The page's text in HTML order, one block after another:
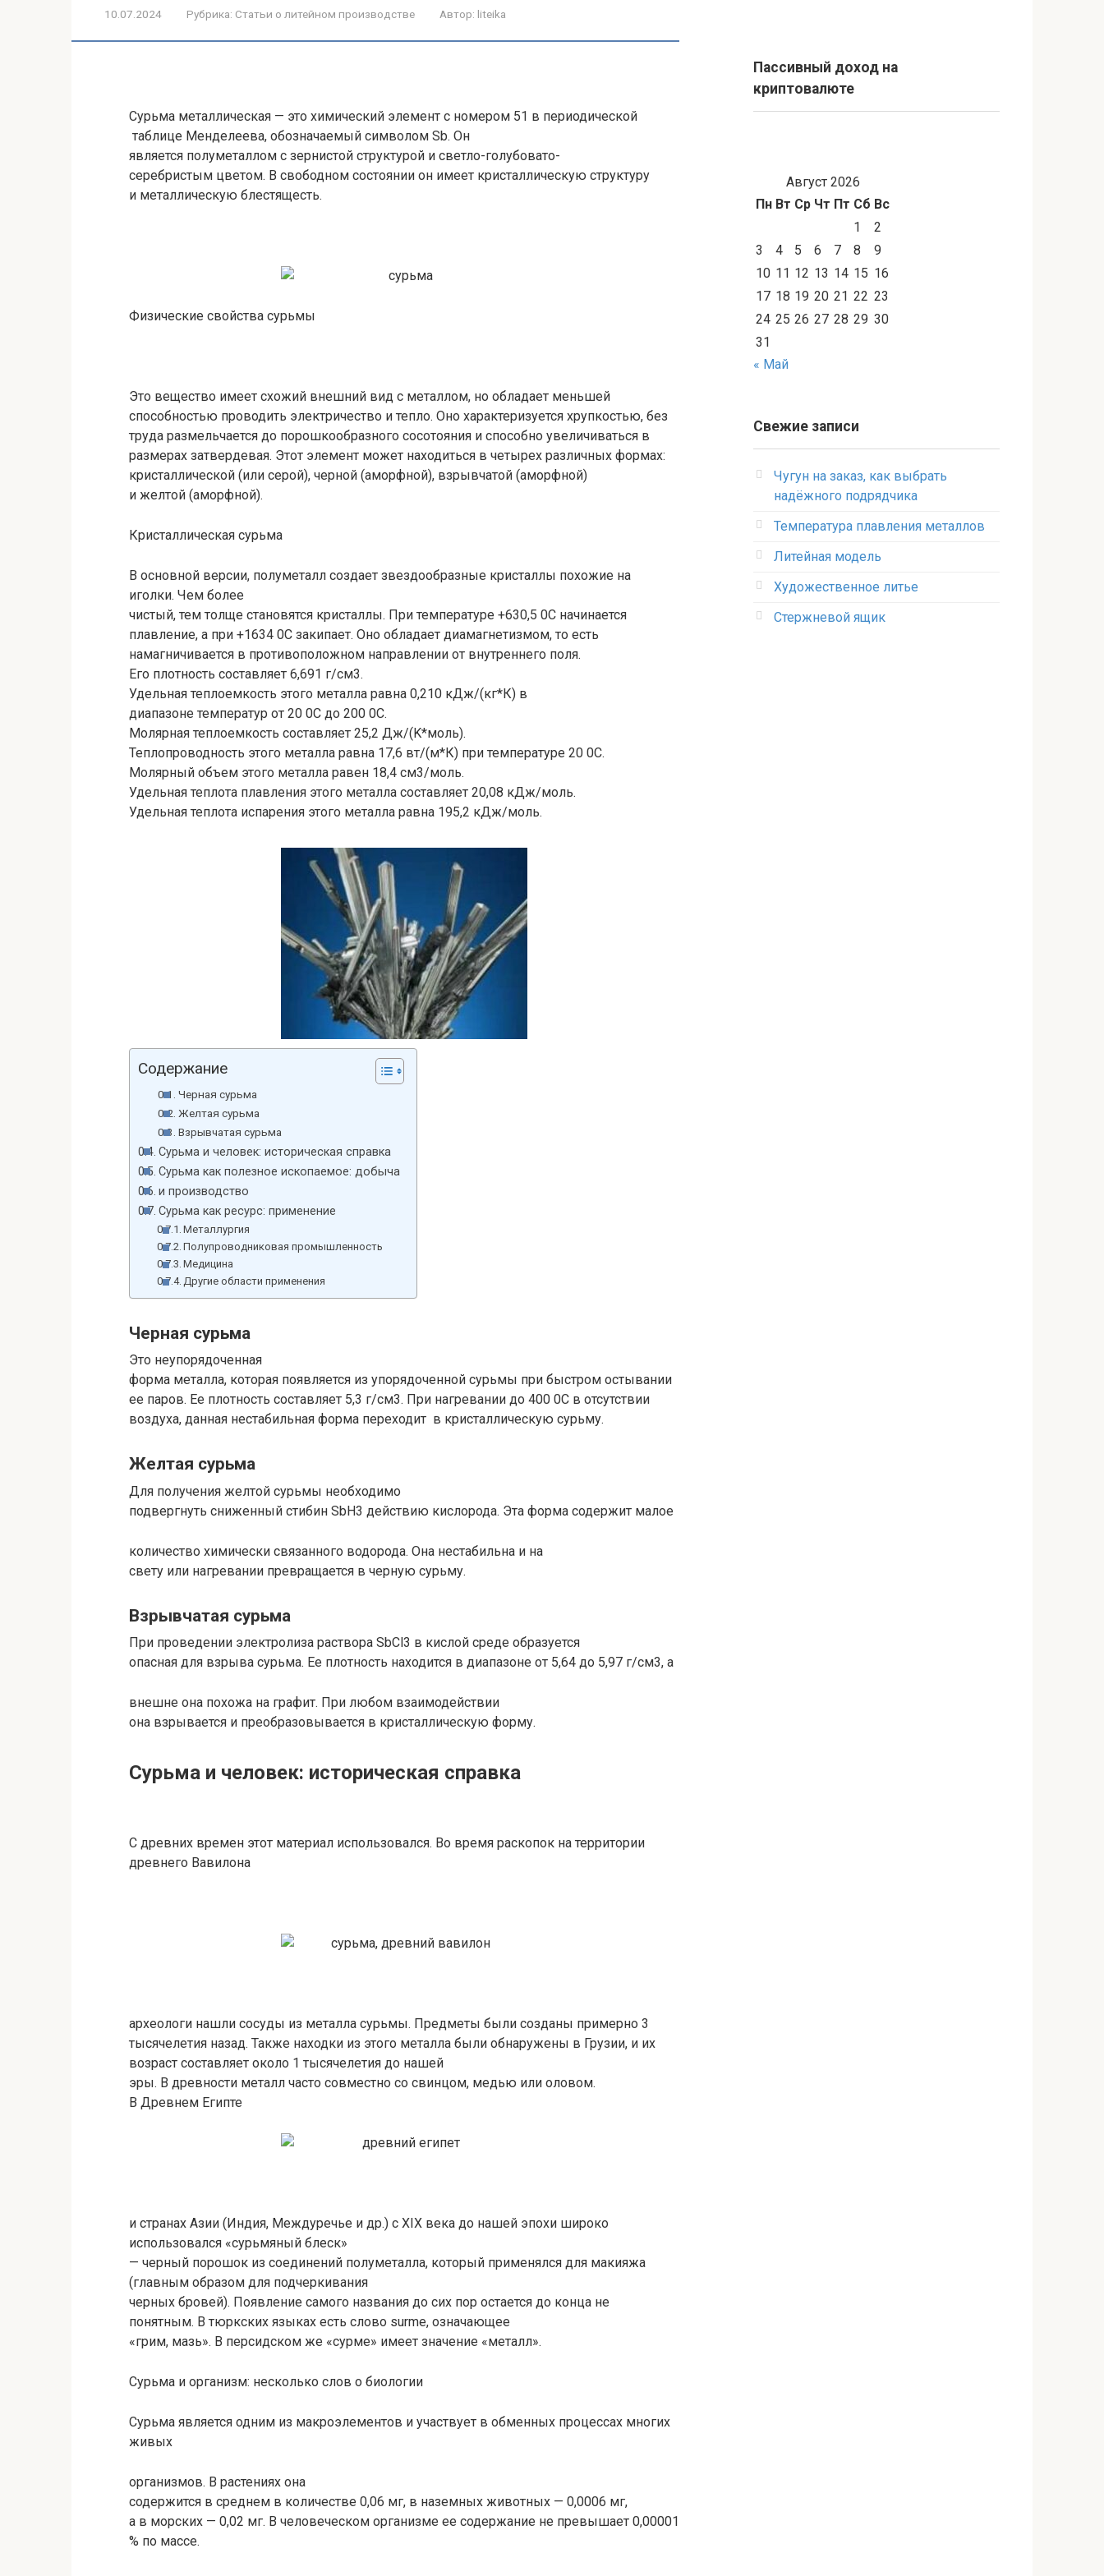
10.07.2024 Рубрика: Статьи о литейном производстве Автор: liteika
Сурьма металлическая — это химический элемент с номером 51 в периодической
таблице Менделеева, обозначаемый символом Sb. Он
является полуметаллом с зернистой структурой и светло-голубовато-
серебристым цветом. В свободном состоянии он имеет кристаллическую структуру
и металлическую блестящесть.
Физические свойства сурьмы
Это вещество имеет схожий внешний вид с металлом, но обладает меньшей
способностью проводить электричество и тепло. Оно характеризуется хрупкостью, без
труда размельчается до порошкообразного сосотояния и способно увеличиваться в
размерах затвердевая. Этот элемент может находиться в четырех различных формах:
кристаллической (или серой), черной (аморфной), взрывчатой (аморфной)
и желтой (аморфной).
Кристаллическая сурьма
В основной версии, полуметалл создает звездообразные кристаллы похожие на
иголки. Чем более
чистый, тем толще становятся кристаллы. При температуре +630,5 0C начинается
плавление, а при +1634 0C закипает. Оно обладает диамагнетизмом, то есть
намагничивается в противоположном направлении от внутреннего поля.
Его плотность составляет 6,691 г/см3.
Удельная теплоемкость этого металла равна 0,210 кДж/(кг*К) в
диапазоне температур от 20 0С до 200 0С.
Молярная теплоемкость составляет 25,2 Дж/(K*моль).
Теплопроводность этого металла равна 17,6 вт/(м*К) при температуре 20 0C.
Молярный объем этого металла равен 18,4 см3/моль.
Удельная теплота плавления этого металла составляет 20,08 кДж/моль.
Удельная теплота испарения этого металла равна 195,2 кДж/моль.
Содержание
Черная сурьма
Желтая сурьма
Взрывчатая сурьма
Сурьма и человек: историческая справка
Сурьма как полезное ископаемое: добыча
и производство
Сурьма как ресурс: применение
Металлургия
Полупроводниковая промышленность
Медицина
Другие области применения
Черная сурьма
Это неупорядоченная
форма металла, которая появляется из упорядоченной сурьмы при быстром остывании
ее паров. Ее плотность составляет 5,3 г/см3. При нагревании до 400 0С в отсутствии
воздуха, данная нестабильная форма переходит в кристаллическую сурьму.
Желтая сурьма
Для получения желтой сурьмы необходимо
подвергнуть сниженный стибин SbH3 действию кислорода. Эта форма содержит малое
количество химически связанного водорода. Она нестабильна и на
свету или нагревании превращается в черную сурьму.
Взрывчатая сурьма
При проведении электролиза раствора SbCl3 в кислой среде образуется
опасная для взрыва сурьма. Ее плотность находится в диапазоне от 5,64 до 5,97 г/см3, а
внешне она похожа на графит. При любом взаимодействии
она взрывается и преобразовывается в кристаллическую форму.
Сурьма и человек: историческая справка
С древних времен этот материал использовался. Во время раскопок на территории
древнего Вавилона
археологи нашли сосуды из металла сурьмы. Предметы были созданы примерно 3
тысячелетия назад. Также находки из этого металла были обнаружены в Грузии, и их
возраст составляет около 1 тысячелетия до нашей
эры. В древности металл часто совместно со свинцом, медью или оловом.
В Древнем Египте
и странах Азии (Индия, Междуречье и др.) с XIX века до нашей эпохи широко
использовался «сурьмяный блеск»
— черный порошок из соединений полуметалла, который применялся для макияжа
(главным образом для подчеркивания
черных бровей). Появление самого названия до сих пор остается до конца не
понятным. В тюркских языках есть слово surme, означающее
«грим, мазь». В персидском же «сурме» имеет значение «металл».
Сурьма и организм: несколько слов о биологии
Сурьма является одним из макроэлементов и участвует в обменных процессах многих
живых
организмов. В растениях она
содержится в среднем в количестве 0,06 мг, в наземных животных — 0,0006 мг,
а в морских — 0,02 мг. В человеческом организме ее содержание не превышает 0,00001
% по массе.
Пассивный доход на
криптовалюте
Август 2026
Пн Вт Ср Чт Пт Сб Вс
1
2
3
4 5 6 7 8
9
10 11 12 13 14 15 16
17 18 19 20 21 22 23
24 25 26 27 28 29 30
31
« Май
Свежие записи
Чугун на заказ, как выбрать
надёжного подрядчика
Температура плавления металлов
Литейная модель
Художественное литье
Стержневой ящик